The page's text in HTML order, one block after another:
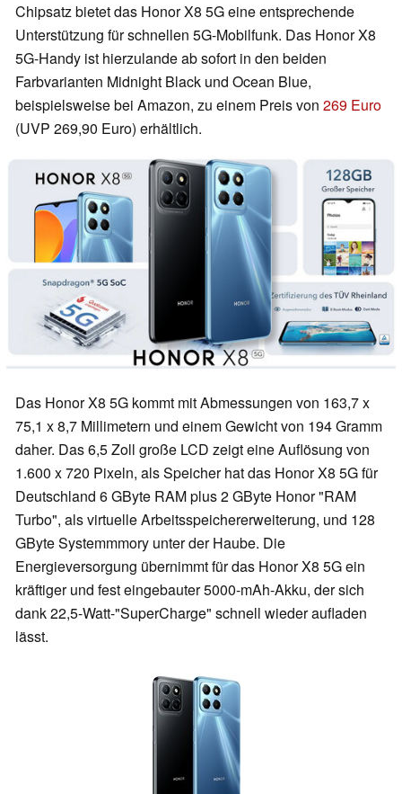
Chipsatz bietet das Honor X8 5G eine entsprechende
Unterstützung für schnellen 5G-Mobilfunk. Das Honor X8
5G-Handy ist hierzulande ab sofort in den beiden
Farbvarianten Midnight Black und Ocean Blue,
beispielsweise bei Amazon, zu einem Preis von 269 Euro
(UVP 269,90 Euro) erhältlich.
Das Honor X8 5G kommt mit Abmessungen von 163,7 x
75,1 x 8,7 Millimetern und einem Gewicht von 194 Gramm
daher. Das 6,5 Zoll große LCD zeigt eine Auflösung von
1.600 x 720 Pixeln, als Speicher hat das Honor X8 5G für
Deutschland 6 GByte RAM plus 2 GByte Honor "RAM
Turbo", als virtuelle Arbeitsspeichererweiterung, und 128
GByte Systemmmory unter der Haube. Die
Energieversorgung übernimmt für das Honor X8 5G ein
kräftiger und fest eingebauter 5000-mAh-Akku, der sich
dank 22,5-Watt-"SuperCharge" schnell wieder aufladen
lässt.